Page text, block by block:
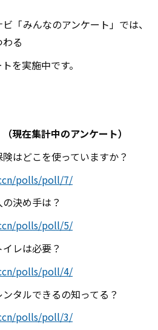
「みんなのアンケート」では、
る
を実施中です。
現在集計中のアンケート）
はどこを使っていますか？
polls/poll/7/
決め手は？
polls/poll/5/
レは必要？
polls/poll/4/
タルできるの知ってる？
polls/poll/3/